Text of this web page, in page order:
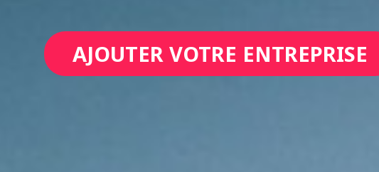
AJOUTER VOTRE ENTREPRISE